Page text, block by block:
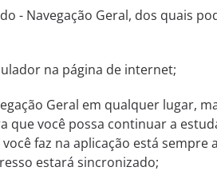
- Navegação Geral, dos quais
na página de internet;
Geral em qualquer lugar,
você possa continuar a
faz na aplicação está
estará sincronizado;